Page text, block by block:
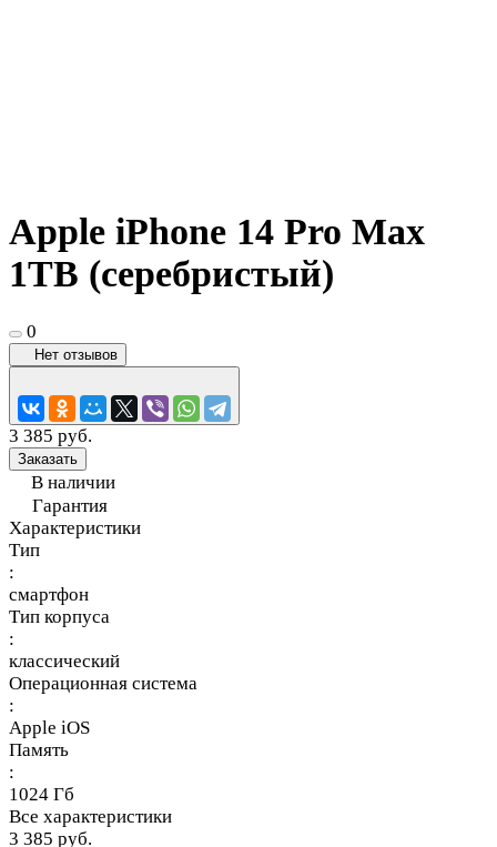
Apple iPhone 14 Pro Max
1TB (серебристый)
0
Нет отзывов
3 385 руб.
Заказать
В наличии
Гарантия
Характеристики
Тип
:
смартфон
Тип корпуса
:
классический
Операционная система
:
Apple iOS
Память
:
1024 Гб
Все характеристики
3 385 руб.